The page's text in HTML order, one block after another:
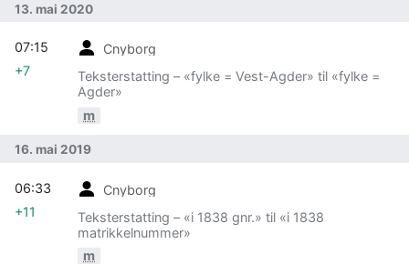
13. mai 2020
Cnyborg
Teksterstatting – «fylke = Vest-Agder» til «fylke =
Agder»
m
07:15
+7
16. mai 2019
Cnyborg
Teksterstatting – «i 1838 gnr.» til «i 1838
matrikkelnummer»
m
06:33
+11